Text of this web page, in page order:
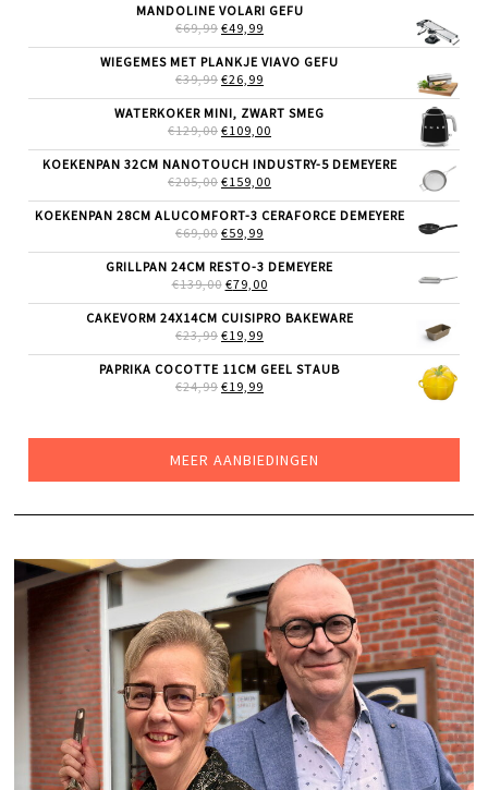
MANDOLINE VOLARI GEFU
€69,99 OORSPRONKELIJKE
WAS:
€69,99.
€49,99
IS:
WIEGEMES MET PLANKJE VIAVO GEFU
€39,99 OORSPRONKELIJKE
WAS:
€39,99.
€26,99
IS:
€26,99.
WATERKOKER MINI, ZWART SMEG
€129,00 OORSPRONKELIJKE
WAS:
€129,00.
€109,00
IS:
KOEKENPAN 32CM NANOTOUCH INDUSTRY-5 DEMEYERE
€205,00 OORSPRONKELIJKE
WAS:
€205,00.
€159,00
IS:
KOEKENPAN 28CM ALUCOMFORT-3 CERAFORCE DEMEYERE
€69,00 OORSPRONKELIJKE
WAS:
€69,00.
€59,99
IS:
€59,99.
GRILLPAN 24CM RESTO-3 DEMEYERE
€139,00 OORSPRONKELIJKE
WAS:
€139,00.
€79,00HUIDIGE
IS:
CAKEVORM 24X14CM CUISIPRO BAKEWARE
€23,99 OORSPRONKELIJKE
WAS:
€23,99.
€19,99
IS:
PAPRIKA COCOTTE 11CM GEEL STAUB
€24,99 OORSPRONKELIJKE
€19,99
MEER AANBIEDINGEN